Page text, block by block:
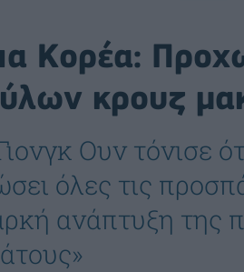
Κορέα:
κρουζ
Ουν τόνισε
όλες τις
ανάπτυξη της